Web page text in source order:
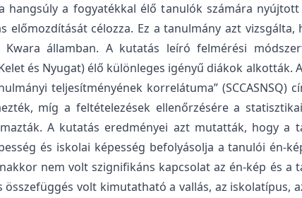
hangsúly a fogyatékkal élő tanulók számára
célozza. Ez a tanulmány azt
Kwara államban. A kutatás leíró felmérési
és Nyugat) élő különleges igényű diákok alkották.
teljesítményének korrelátuma”
míg a feltételezések ellenőrzésére a
A kutatás eredményei azt mutatták, hogy a
és iskolai képesség befolyásolja a tanulói
nem volt szignifikáns kapcsolat az én-kép és
volt kimutatható a vallás, az